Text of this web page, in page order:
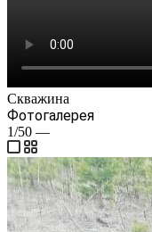
Скважина
Фотогалерея
1/50 —